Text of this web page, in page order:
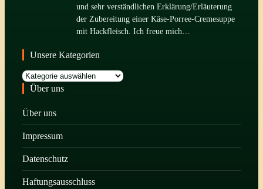
und sehr verständlichen Erklärung/Erläuterung
der Zubereitung einer Käse-Porree-Cremesuppe
mit Hackfleisch. Ich freue mich…
Unsere Kategorien
Kategorien
Über uns
Über uns
Impressum
Datenschutz
Haftungsausschluss